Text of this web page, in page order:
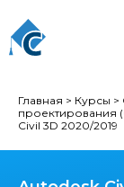
Главная > Курсы >
проектирования
Civil 3D 2020/2019